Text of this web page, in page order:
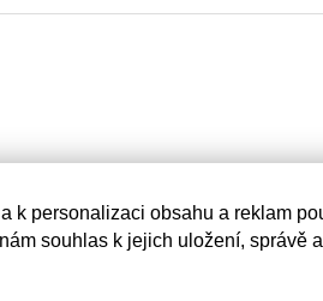
k personalizaci obsahu a reklam
souhlas k jejich uložení, správě